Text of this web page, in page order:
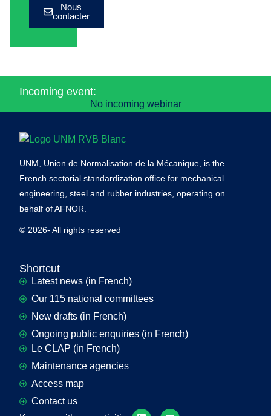
Nous
contacter
Incoming event:
No incoming webinar
UNM, Union de Normalisation de la Mécanique, is the
French sectorial standardization office for mechanical
engineering, steel and rubber industries, operating on
behalf of AFNOR.
© 2026- All rights reserved
Shortcut
Latest news (in French)
Our 115 national committees
New drafts (in French)
Ongoing public enquiries (in French)
Le CLAP (in French)
Maintenance agencies
Access map
Contact us